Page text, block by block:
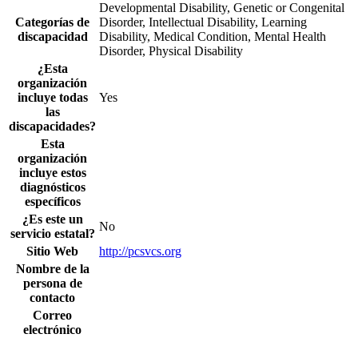
Categorías de
discapacidad
Developmental Disability, Genetic or Congenital
Disorder, Intellectual Disability, Learning
Disability, Medical Condition, Mental Health
Disorder, Physical Disability
¿Esta
organización
incluye todas
las
discapacidades?
Yes
Esta
organización
incluye estos
diagnósticos
específicos
¿Es este un
servicio estatal?
No
Sitio Web
http://pcsvcs.org
Nombre de la
persona de
contacto
Correo
electrónico